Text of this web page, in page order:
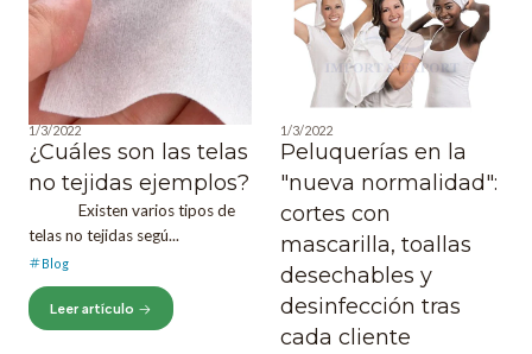
1/3/2022
¿Cuáles son las telas
no tejidas ejemplos?
Existen varios tipos de
telas no tejidas segú...
Blog
Leer artículo
1/3/2022
Peluquerías en la
"nueva normalidad":
cortes con
mascarilla, toallas
desechables y
desinfección tras
cada cliente